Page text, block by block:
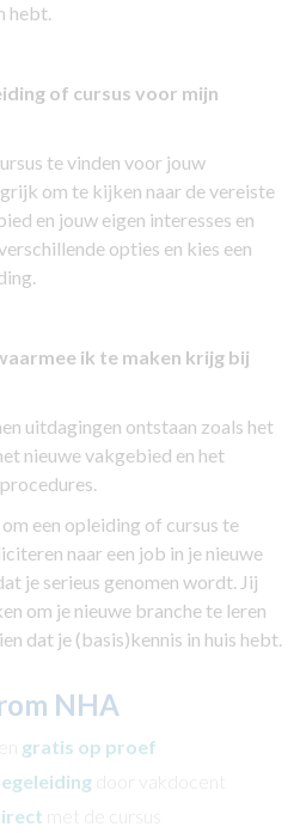
hebt.
of cursus voor mijn
te vinden voor jouw
om te kijken naar de vereiste
en jouw eigen interesses en
opties en kies een
ik te maken krijg bij
uitdagingen ontstaan zoals het
nieuwe vakgebied en het
een opleiding of cursus te
naar een job in je nieuwe
je serieus genomen wordt. Jij
om je nieuwe branche te leren
dat je (basis)kennis in huis hebt.
NHA
gratis op proef
door vakdocent
met de cursus